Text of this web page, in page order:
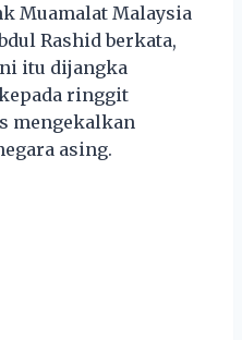
Muamalat Malaysia
Rashid berkata,
itu dijangka
ringgit
mengekalkan
asing.